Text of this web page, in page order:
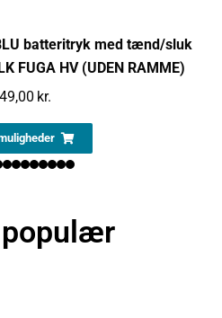
batteritryk med tænd/sluk
FUGA HV (UDEN RAMME)
kr.